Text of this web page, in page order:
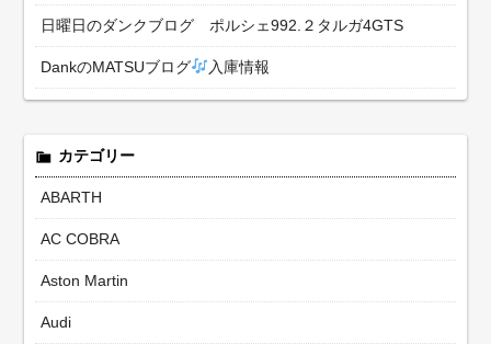
日曜日のダンクブログ ポルシェ992.２タルガ4GTS
DankのMATSUブログ 入庫情報
カテゴリー
ABARTH
AC COBRA
Aston Martin
Audi